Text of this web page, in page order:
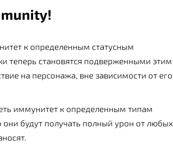
к определенным статусным
теперь становятся подверженными этим
на персонажа, вне зависимости от его
иммунитет к определенным типам
они будут получать полный урон от любых